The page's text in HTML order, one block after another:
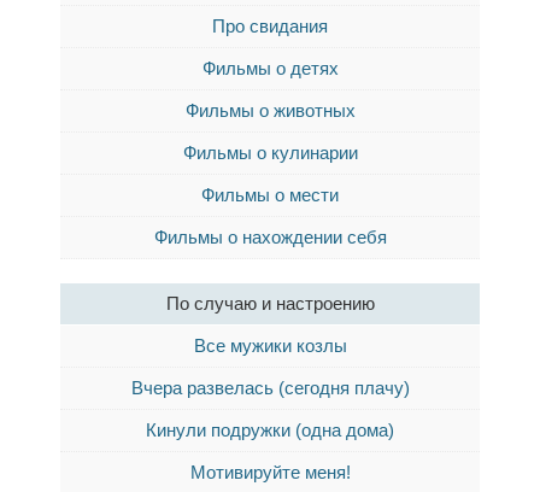
Про свидания
Фильмы о детях
Фильмы о животных
Фильмы о кулинарии
Фильмы о мести
Фильмы о нахождении себя
По случаю и настроению
Все мужики козлы
Вчера развелась (сегодня плачу)
Кинули подружки (одна дома)
Мотивируйте меня!